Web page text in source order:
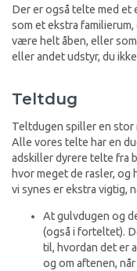
Der er også telte med et
som et ekstra
være helt åben, eller
eller andet udstyr, du
Teltdug
Teltdugen spiller en
Alle vores telte har en
adskiller dyrere telte fra
hvor meget de rasler, og
vi synes er ekstra vigtig,
At gulvdugen og
(også i forteltet).
til, hvordan det er
og om aftenen,